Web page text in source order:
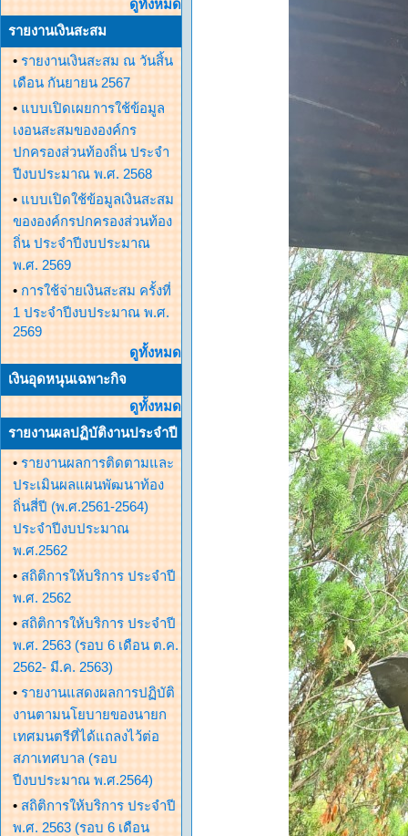
ดูทั้งหมด
รายงานเงินสะสม
• รายงานเงินสะสม ณ วันสิ้น
เดือน กันยายน 2567
• แบบเปิดเผยการใช้ข้อมูล
เงอนสะสมขององค์กร
ปกครองส่วนท้องถิ่น ประจำ
ปีงบประมาณ พ.ศ. 2568
• แบบเปิดใช้ข้อมูลเงินสะสม
ขององค์กรปกครองส่วนท้อง
ถิ่น ประจำปีงบประมาณ
พ.ศ. 2569
• การใช้จ่ายเงินสะสม ครั้งที่
1 ประจำปีงบประมาณ พ.ศ.
2569
ดูทั้งหมด
เงินอุดหนุนเฉพาะกิจ
ดูทั้งหมด
รายงานผลปฏิบัติงานประจำปี
• รายงานผลการติดตามและ
ประเมินผลแผนพัฒนาท้อง
ถิ่นสี่ปี (พ.ศ.2561-2564)
ประจำปีงบประมาณ
พ.ศ.2562
• สถิติการให้บริการ ประจำปี
พ.ศ. 2562
• สถิติการให้บริการ ประจำปี
พ.ศ. 2563 (รอบ 6 เดือน ต.ค.
2562- มี.ค. 2563)
• รายงานแสดงผลการปฏิบัติ
งานตามนโยบายของนายก
เทศมนตรีที่ได้แถลงไว้ต่อ
สภาเทศบาล (รอบ
ปีงบประมาณ พ.ศ.2564)
• สถิติการให้บริการ ประจำปี
พ.ศ. 2563 (รอบ 6 เดือน